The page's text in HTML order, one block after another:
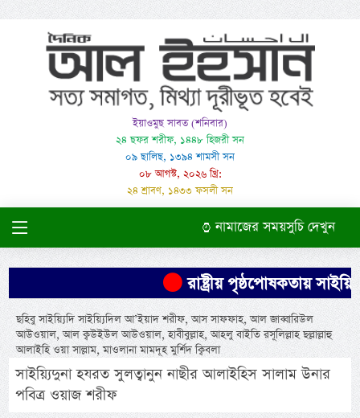
ইয়াওমুছ সাবত (শনিবার)
২৪ ছফর শরীফ, ১৪৪৮ হিজরী সন
০৯ ছালিছ, ১৩৯৪ শামসী সন
০৮ আগস্ট, ২০২৬ খ্রি:
২৪ শ্রাবণ, ১৪৩৩ ফসলী সন
নামাজের সময়সুচি দেখুন
রাষ্ট্রীয় পৃষ্ঠপোষকতায়
ছহিবু সাইয়্যিদি সাইয়্যিদিল আ’ইয়াদ শরীফ, আস সাফফাহ, আল জাব্বারিউল
আউওয়াল, আল ক্বউইউল আউওয়াল, হাবীবুল্লাহ, আহলু বাইতি রসূলিল্লাহ ছল্লাল্লাহু
আলাইহি ওয়া সাল্লাম, মাওলানা মামদূহ মুর্শিদ ক্বিবলা
সাইয়্যিদুনা হযরত সুলত্বানুন নাছীর আলাইহিস সালাম উনার
পবিত্র ওয়াজ শরীফ